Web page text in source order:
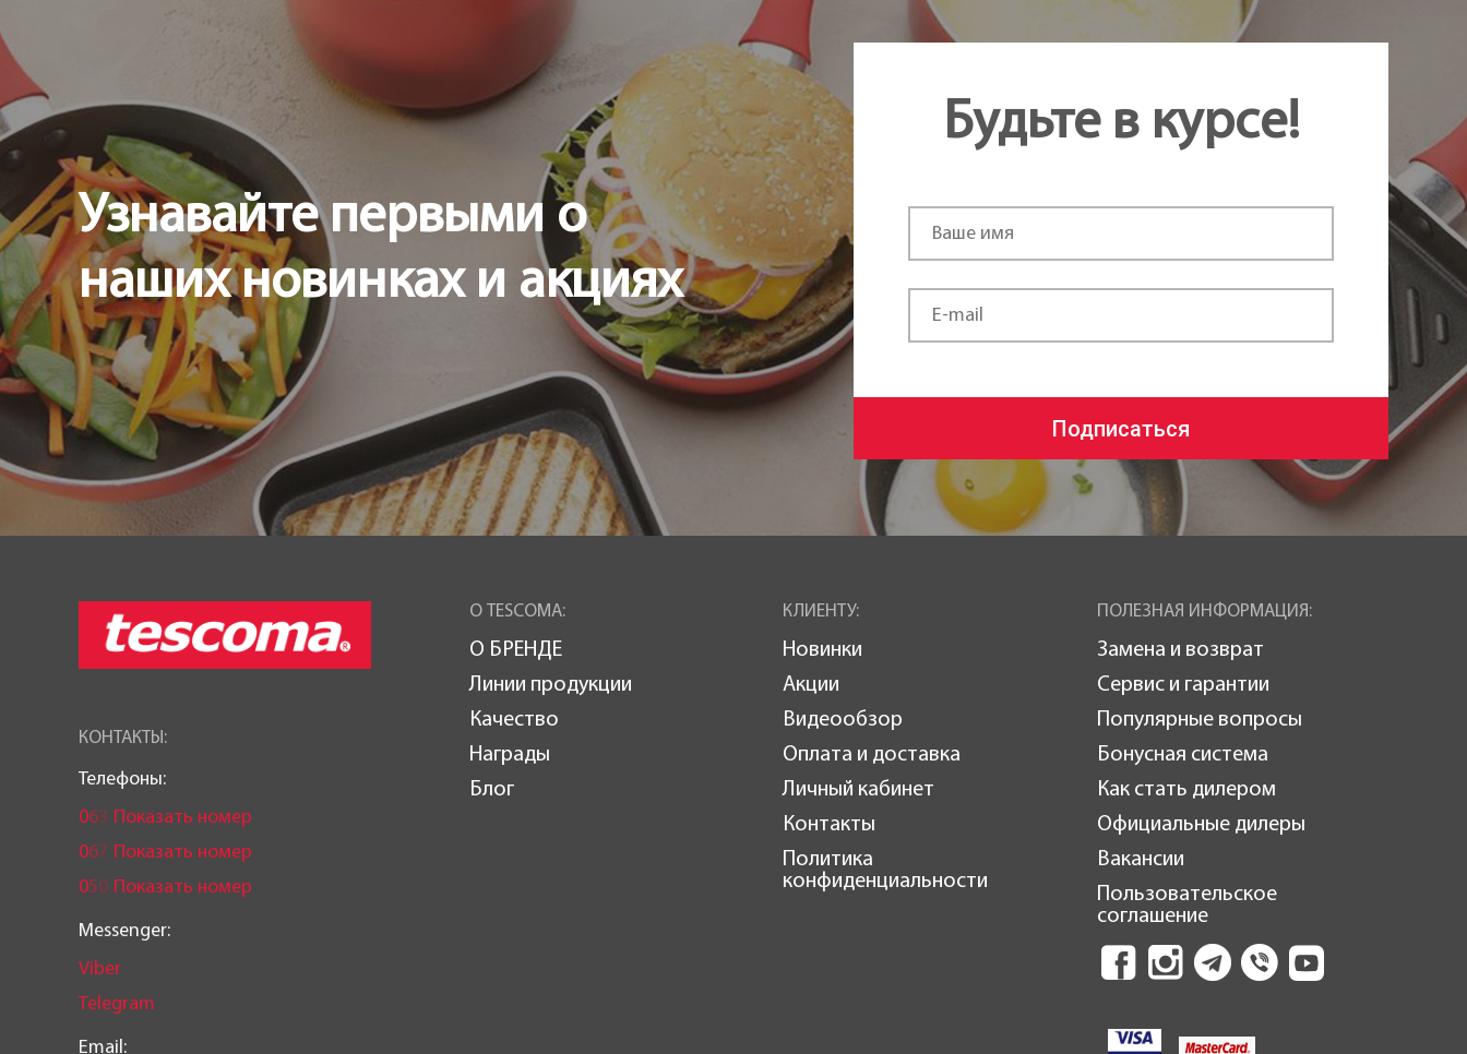
Узнавайте первыми о
наших новинках и акциях
Будьте в курсе!
Подписаться
КОНТАКТЫ:
Телефоны:
063 Показать номер
067 Показать номер
050 Показать номер
Messenger:
Viber
Telegram
Email:
О TESCOMA:
О БРЕНДЕ
Линии продукции
Качество
Награды
Блог
КЛИЕНТУ:
Новинки
Акции
Видеообзор
Оплата и доставка
Личный кабинет
Контакты
Политика
конфиденциальности
ПОЛЕЗНАЯ ИНФОРМАЦИЯ:
Замена и возврат
Сервис и гарантии
Популярные вопросы
Бонусная система
Как стать дилером
Официальные дилеры
Вакансии
Пользовательское
соглашение